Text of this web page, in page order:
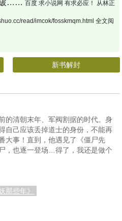
破……百度 求小说网 有求必应！ 从林正
read/imcok/fosskmqm.html 全文阅
新书解封
的清朝末年、军阀割据的时代。身
自己应该丢掉道士的身份，不能再
大事！直到，他遇见了《僵尸先
，也逐一登场…得了，我还是做个
那些年》